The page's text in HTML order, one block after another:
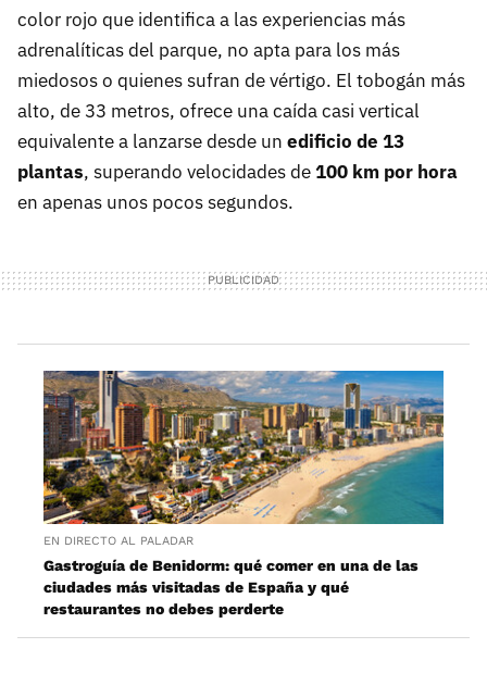
color rojo que identifica a las experiencias más
adrenalíticas del parque, no apta para los más
miedosos o quienes sufran de vértigo. El tobogán más
alto, de 33 metros, ofrece una caída casi vertical
equivalente a lanzarse desde un edificio de 13
plantas, superando velocidades de100 km por hora
en apenas unos pocos segundos.
EN DIRECTO AL PALADAR
Gastroguía de Benidorm: qué comer en una de las
ciudades más visitadas de España y qué
restaurantes no debes perderte